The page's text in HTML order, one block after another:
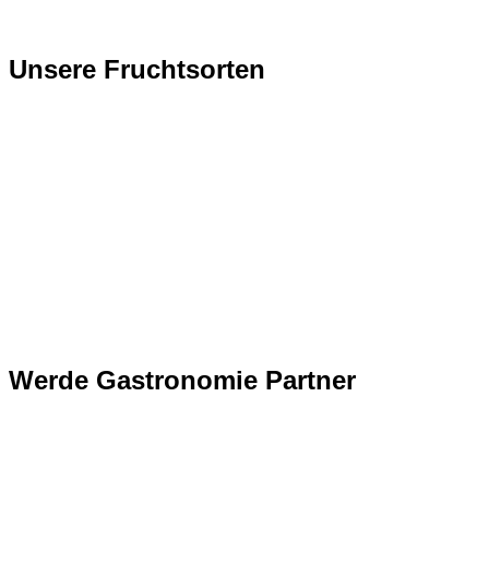
Unsere Fruchtsorten
Werde Gastronomie Partner